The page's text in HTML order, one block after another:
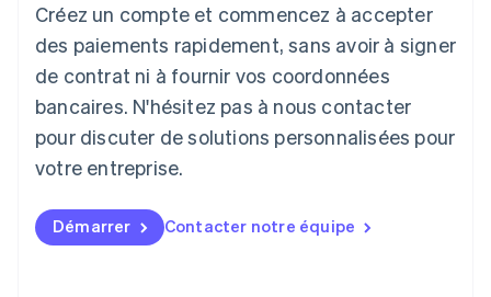
Créez un compte et commencez à accepter
des paiements rapidement, sans avoir à signer
de contrat ni à fournir vos coordonnées
bancaires. N'hésitez pas à nous contacter
pour discuter de solutions personnalisées pour
votre entreprise.
Démarrer Contacter notre équipe
English
Liechtenstein
Deutsch English
Lituanie
English
Luxembourg
FrançaisDeutschEnglish
Malaisie
Malte
English
Mexique